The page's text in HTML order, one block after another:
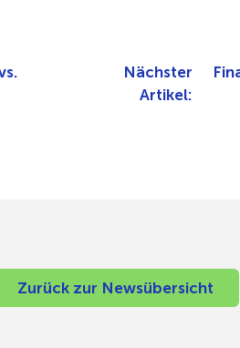
Nächster
Artikel:
Zurück zur Newsübersicht